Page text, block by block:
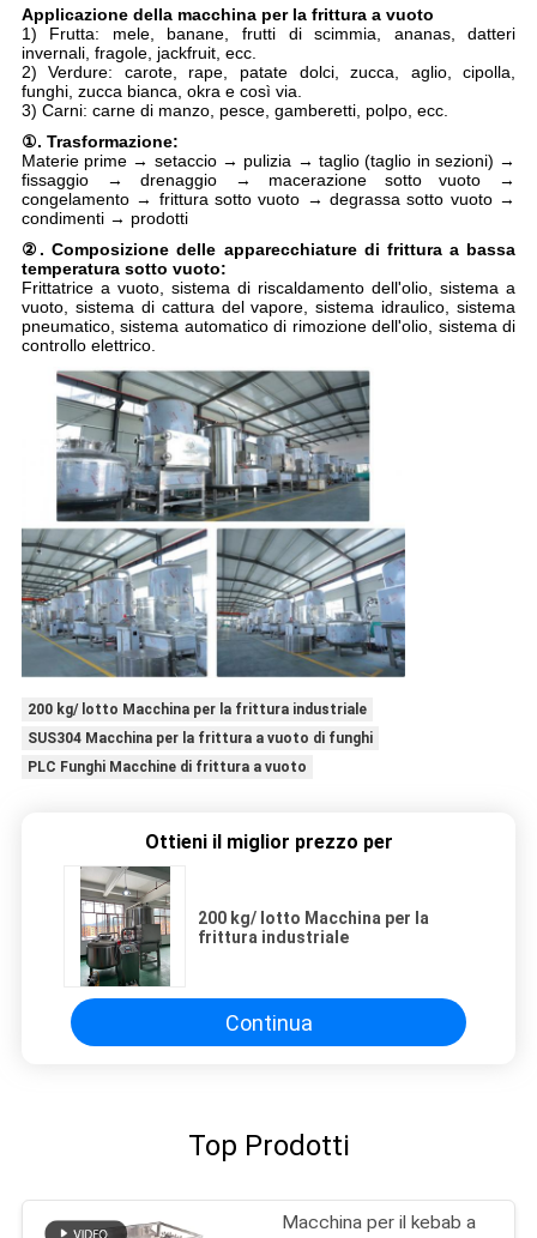
Applicazione della macchina per la frittura a vuoto
1) Frutta: mele, banane, frutti di scimmia, ananas, datteri
invernali, fragole, jackfruit, ecc.
2) Verdure: carote, rape, patate dolci, zucca, aglio, cipolla,
funghi, zucca bianca, okra e così via.
3) Carni: carne di manzo, pesce, gamberetti, polpo, ecc.
①. Trasformazione:
Materie prime → setaccio → pulizia → taglio (taglio in sezioni) →
fissaggio → drenaggio → macerazione sotto vuoto →
congelamento → frittura sotto vuoto → degrassa sotto vuoto →
condimenti → prodotti
②. Composizione delle apparecchiature di frittura a bassa
temperatura sotto vuoto:
Frittatrice a vuoto, sistema di riscaldamento dell'olio, sistema a
vuoto, sistema di cattura del vapore, sistema idraulico, sistema
pneumatico, sistema automatico di rimozione dell'olio, sistema di
controllo elettrico.
200 kg/ lotto Macchina per la frittura industriale
SUS304 Macchina per la frittura a vuoto di funghi
PLC Funghi Macchine di frittura a vuoto
Ottieni il miglior prezzo per
200 kg/ lotto Macchina per la
frittura industriale
Continua
Top Prodotti
Macchina per il kebab a